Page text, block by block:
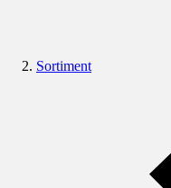
Sortiment